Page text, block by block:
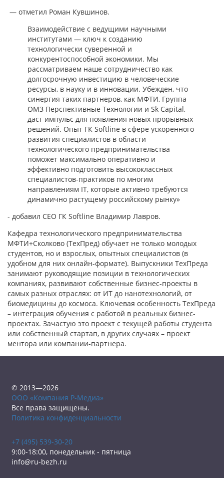
— отметил Роман Кувшинов.
Взаимодействие с ведущими научными
институтами — ключ к созданию
технологически суверенной и
конкурентоспособной экономики. Мы
рассматриваем наше сотрудничество как
долгосрочную инвестицию в человеческие
ресурсы, в науку и в инновации. Убежден, что
синергия таких партнеров, как МФТИ, Группа
ОМЗ Перспективные Технологии и Sk Capital,
даст импульс для появления новых прорывных
решений. Опыт ГК Softline в сфере ускоренного
развития специалистов в области
технологического предпринимательства
поможет максимально оперативно и
эффективно подготовить высококлассных
специалистов-практиков по многим
направлениям IT, которые активно требуются
динамично растущему российскому рынку»
- добавил CEO ГК Softline Владимир Лавров.
Кафедра технологического предпринимательства
МФТИ+Сколково (ТехПред) обучает не только молодых
студентов, но и взрослых, опытных специалистов (в
удобном для них онлайн-формате). Выпускники ТехПреда
занимают руководящие позиции в технологических
компаниях, развивают собственные бизнес-проекты в
самых разных отраслях: от ИТ до нанотехнологий, от
биомедицины до космоса. Ключевая особенность ТехПреда
– интеграция обучения с работой в реальных бизнес-
проектах. Зачастую это проект с текущей работы студента
или собственный стартап, в других случаях – проект
ментора или компании-партнера.
© 2013—2026
ООО «Компания Р-Медиа»
Все права защищены.
Политика конфиденциальности
+7 (495) 539-30-20
9:00-18:00, понедельник - пятница
info@ru-bezh.ru